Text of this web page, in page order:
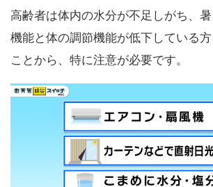
高齢者は体内の水分が不足しがち、
機能と体の調節機能が低下している
ことから、特に注意が必要です。